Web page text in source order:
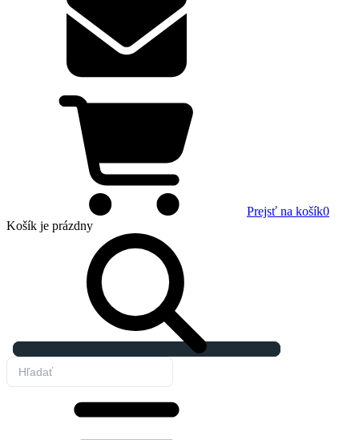
Prejsť na košík0
Košík je prázdny